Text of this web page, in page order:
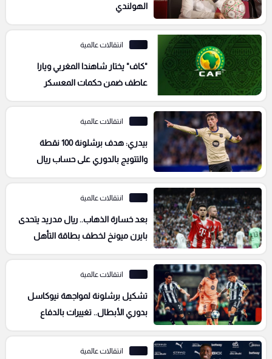
الهولندي
انتقالات عالمية
"كاف" يختار شاهندا المغربي ويارا
عاطف ضمن حكمات المعسكر
انتقالات عالمية
بيدري: هدف برشلونة 100 نقطة
والتتويج بالدوري على حساب ريال
انتقالات عالمية
بعد خسارة الذهاب.. ريال مدريد يتحدى
بايرن ميونخ لخطف بطاقة التأهل
انتقالات عالمية
تشكيل برشلونة لمواجهة نيوكاسل
بدوري الأبطال.. تغييرات بالدفاع
انتقالات عالمية